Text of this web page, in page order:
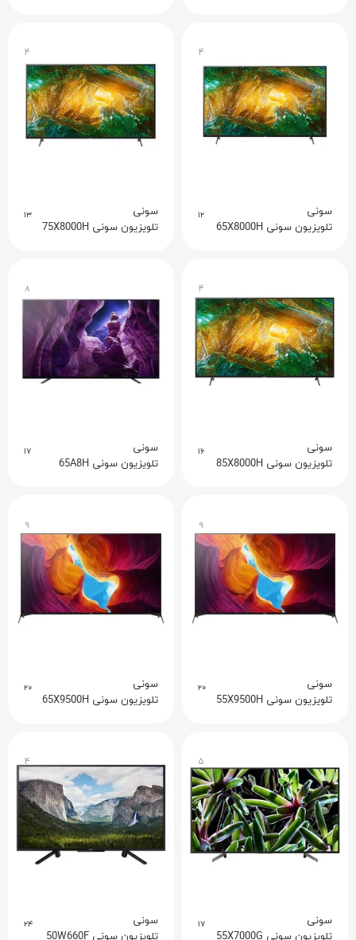
۴
سونی ۱۲
تلویزیون سونی 65X8000H
۴
سونی ۱۳
تلویزیون سونی 75X8000H
۴
سونی ۱۶
تلویزیون سونی 85X8000H
۸
سونی ۱۷
تلویزیون سونی 65A8H
۹
سونی ۲۰
تلویزیون سونی 55X9500H
۹
سونی ۲۰
تلویزیون سونی 65X9500H
۵
سونی ۱۷
تلویزیون سونی 55X7000G
۴
سونی ۲۴
تلویزیون سونی 50W660F